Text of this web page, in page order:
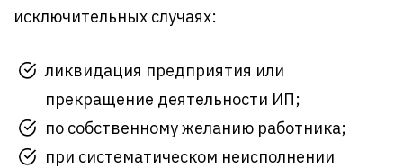
исключительных случаях:
ликвидация предприятия или
прекращение деятельности ИП;
по собственному желанию работника;
при систематическом неисполнении